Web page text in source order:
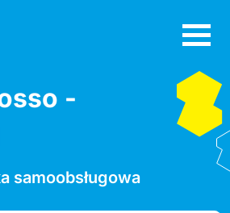
-
samoobsługowa